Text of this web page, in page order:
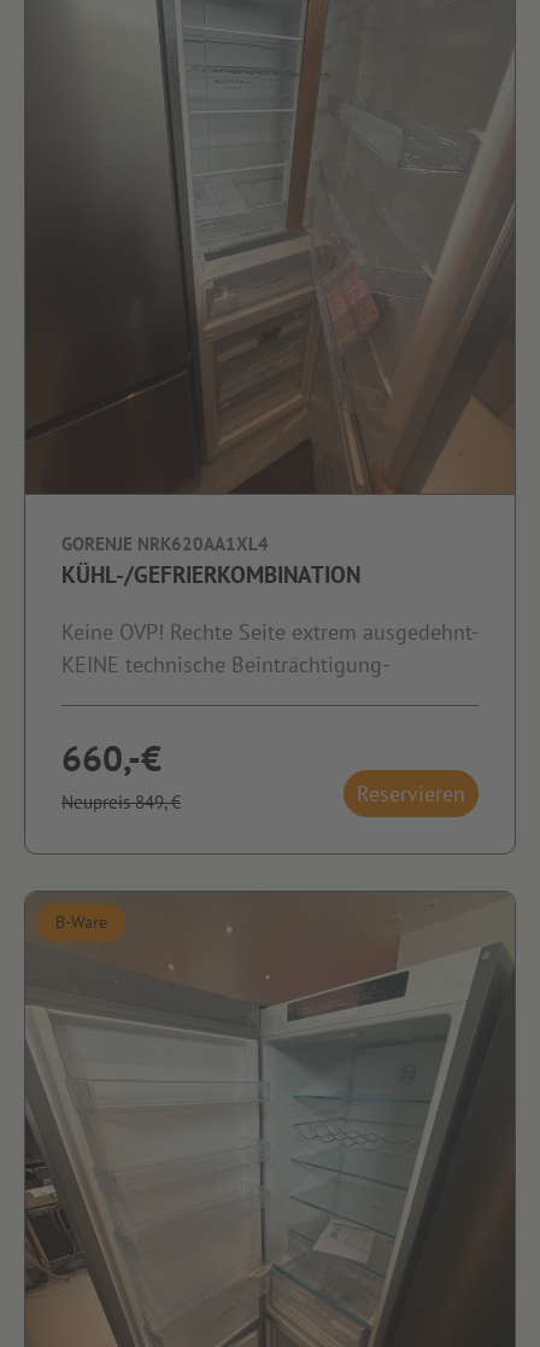
GORENJE NRK620AA1XL4
KÜHL-/GEFRIERKOMBINATION
Keine OVP! Rechte Seite extrem ausgedehnt-
KEINE technische Beinträchtigung-
660,-€
Neupreis 849,-€ Reservieren
B-Ware